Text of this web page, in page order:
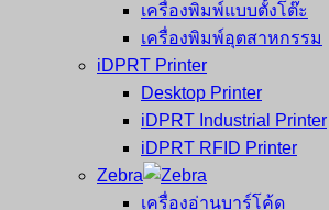
เครื่องพิมพ์แบบตั้งโต๊ะ
เครื่องพิมพ์อุตสาหกรรม
iDPRT Printer
Desktop Printer
iDPRT Industrial Printer
iDPRT RFID Printer
Zebra
เครื่องอ่านบาร์โค้ด